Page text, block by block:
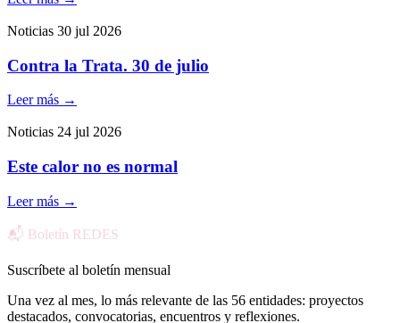
Noticias 30 jul 2026
Contra la Trata. 30 de julio
Leer más →
Noticias 24 jul 2026
Este calor no es normal
Leer más →
📬 Boletín REDES
Suscríbete al boletín mensual
Una vez al mes, lo más relevante de las 56 entidades: proyectos
destacados, convocatorias, encuentros y reflexiones.